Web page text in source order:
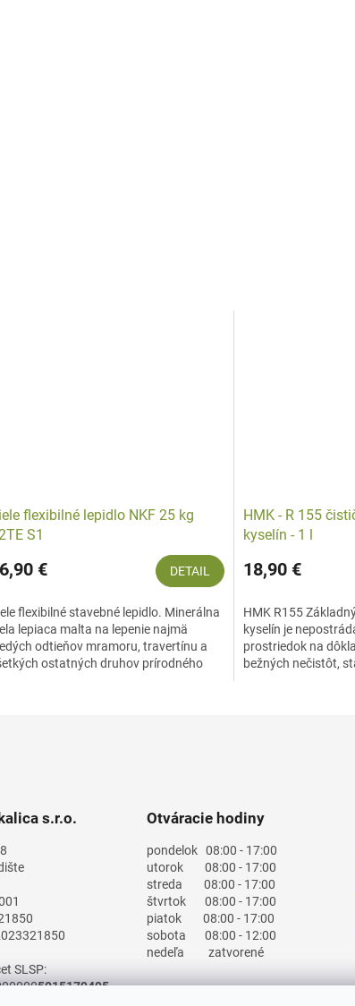
flexibilné lepidlo NKF 25 kg
S1
€ DETAIL
flexibilné stavebné lepidlo. Minerálna
lepiaca malta na lepenie najmä
odtieňov mramoru, travertínu a
ostatných druhov prírodného
HMK - R 155
kyselín - 1 l
18,90 €
HMK R155
kyselín je
prostriedok na
bežných nečistôt,
s.r.o.
SLSP:
5015179405
Otváracie hodiny
pondelok 08:00 - 17:00
utorok 08:00 - 17:00
streda 08:00 - 17:00
štvrtok 08:00 - 17:00
piatok 08:00 - 17:00
sobota 08:00 - 12:00
nedeľa zatvorené